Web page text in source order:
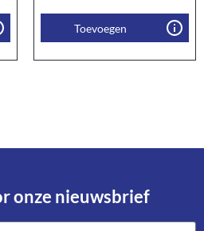
Toevoegen
onze nieuwsbrief​